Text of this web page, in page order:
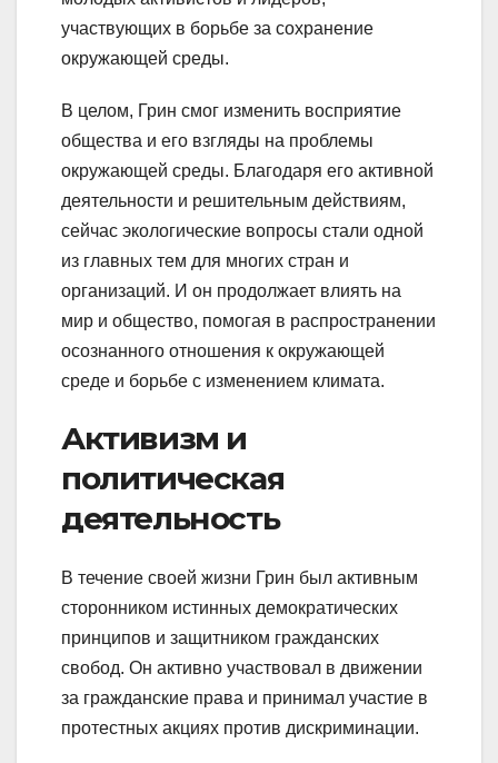
участвующих в борьбе за сохранение
окружающей среды.
В целом, Грин смог изменить восприятие
общества и его взгляды на проблемы
окружающей среды. Благодаря его активной
деятельности и решительным действиям,
сейчас экологические вопросы стали одной
из главных тем для многих стран и
организаций. И он продолжает влиять на
мир и общество, помогая в распространении
осознанного отношения к окружающей
среде и борьбе с изменением климата.
Активизм и
политическая
деятельность
В течение своей жизни Грин был активным
сторонником истинных демократических
принципов и защитником гражданских
свобод. Он активно участвовал в движении
за гражданские права и принимал участие в
протестных акциях против дискриминации.